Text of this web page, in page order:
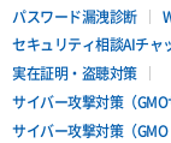
パスワード漏洩診断
セキュリティ相談AIチャ
実在証明・盗聴対策
サイバー攻撃対策（
サイバー攻撃対策（